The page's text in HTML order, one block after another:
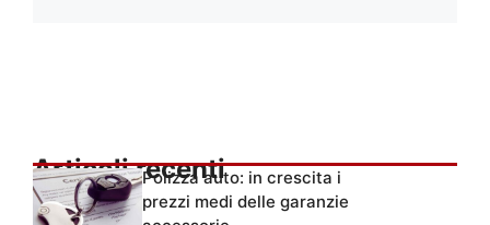
Articoli recentiPolizza auto: in crescita i
prezzi medi delle garanzie